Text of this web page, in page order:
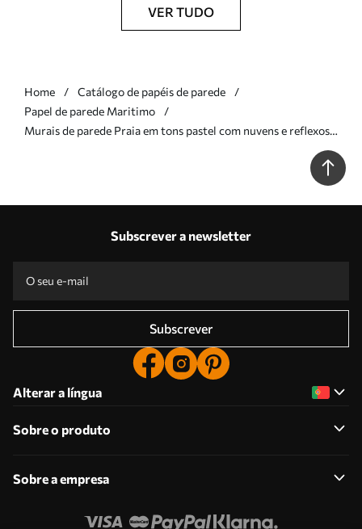
VER TUDO
Home
Catálogo de papéis de parede
Papel de parede Maritimo
Murais de parede Praia em tons pastel com nuvens e reflexos
Subscrever a newsletter
Subscrever
Alterar a língua
Sobre o produto
Sobre a empresa